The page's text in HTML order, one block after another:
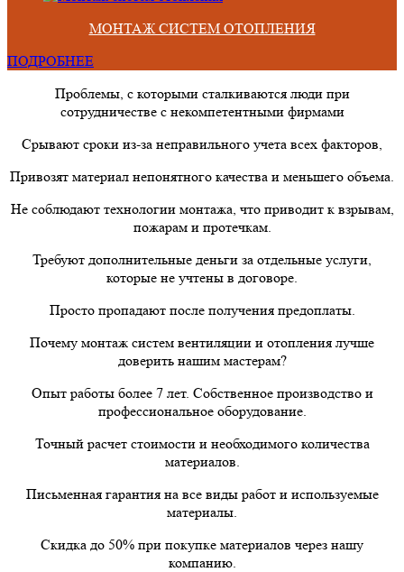
МОНТАЖ СИСТЕМ ОТОПЛЕНИЯ
ПОДРОБНЕЕ
Проблемы, с которыми сталкиваются люди при
сотрудничестве с некомпетентными фирмами
Срывают сроки из-за неправильного учета всех факторов,
Привозят материал непонятного качества и меньшего объема.
Не соблюдают технологии монтажа, что приводит к взрывам,
пожарам и протечкам.
Требуют дополнительные деньги за отдельные услуги,
которые не учтены в договоре.
Просто пропадают после получения предоплаты.
Почему монтаж систем вентиляции и отопления лучше
доверить нашим мастерам?
Опыт работы более 7 лет. Собственное производство и
профессиональное оборудование.
Точный расчет стоимости и необходимого количества
материалов.
Письменная гарантия на все виды работ и используемые
материалы.
Скидка до 50% при покупке материалов через нашу
компанию.